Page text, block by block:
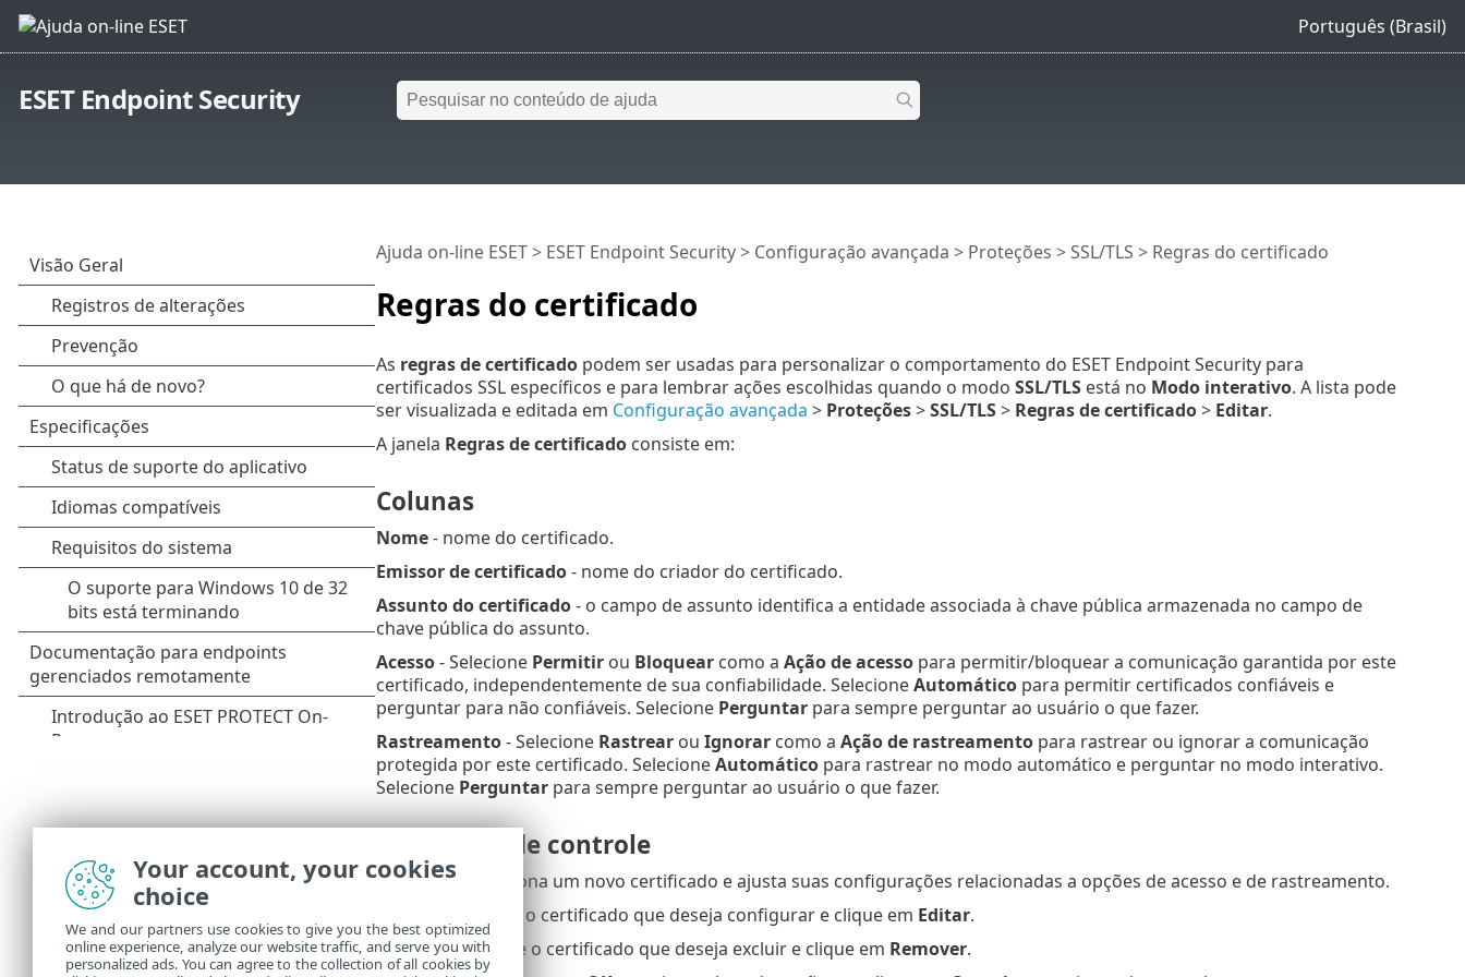
Português (Brasil)
ESET Endpoint Security
Regras do certificado
Ajuda on-line ESET> ESET Endpoint Security> Configuração avançada > Proteções >SSL/TLS > Regras do certificado
As regras de certificadopodem ser usadas para personalizar o comportamento do ESET Endpoint Security para
certificados SSL específicos e para lembrar ações escolhidas quando o modo SSL/TLSestá no Modo interativo. A lista pode
ser visualizada e editada em Configuração avançada > Proteções>SSL/TLS> Regras de certificado> Editar.
A janela Regras de certificadoconsiste em:
Colunas
Nome- nome do certificado.
Emissor de certificado- nome do criador do certificado.
Assunto do certificado- o campo de assunto identifica a entidade associada à chave pública armazenada no campo de
chave pública do assunto.
Acesso- Selecione Permitirou Bloquearcomo a Ação de acessopara permitir/bloquear a comunicação garantida por este
certificado, independentemente de sua confiabilidade. SelecioneAutomáticopara permitir certificados confiáveis e
perguntar para não confiáveis. Selecione Perguntarpara sempre perguntar ao usuário o que fazer.
Rastreamento- Selecione Rastrearou Ignorarcomo a Ação de rastreamentopara rastrear ou ignorar a comunicação
protegida por este certificado. SelecioneAutomáticopara rastrear no modo automático e perguntar no modo interativo.
Selecione Perguntarpara sempre perguntar ao usuário o que fazer.
Elementos de controle
Adicionar
– Adiciona um novo certificado e ajusta suas configurações relacionadas a opções de acesso e de rastreamento.
- Selecione o certificado que deseja configurar e clique em Editar.
Excluir- selecione o certificado que deseja excluir e clique em Remover.
Your account, your cookies
choice
We and our partners use cookies to give you the best optimized
online experience, analyze our website traffic, and serve you with
personalized ads. You can agree to the collection of all cookies by